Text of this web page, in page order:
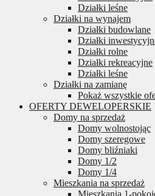
Działki leśne
Działki na wynajem
Działki budowlane
Działki
Działki rolne
Działki rekreacyjne
Działki leśne
Działki na zamianę
Pokaż wszystkie
OFERTY DEWELOPERSKIE
Domy na sprzedaż
Domy wolnostojąc
Domy szeregowe
Domy bliźniaki
Domy 1/2
Domy 1/4
Mieszkania na sprzedaż
Mieszkania 1-